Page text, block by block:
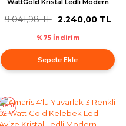
Avize
9.041,98 TL 2.240,00 TL
%75 İndirim
Sepete Ekle
Yeni